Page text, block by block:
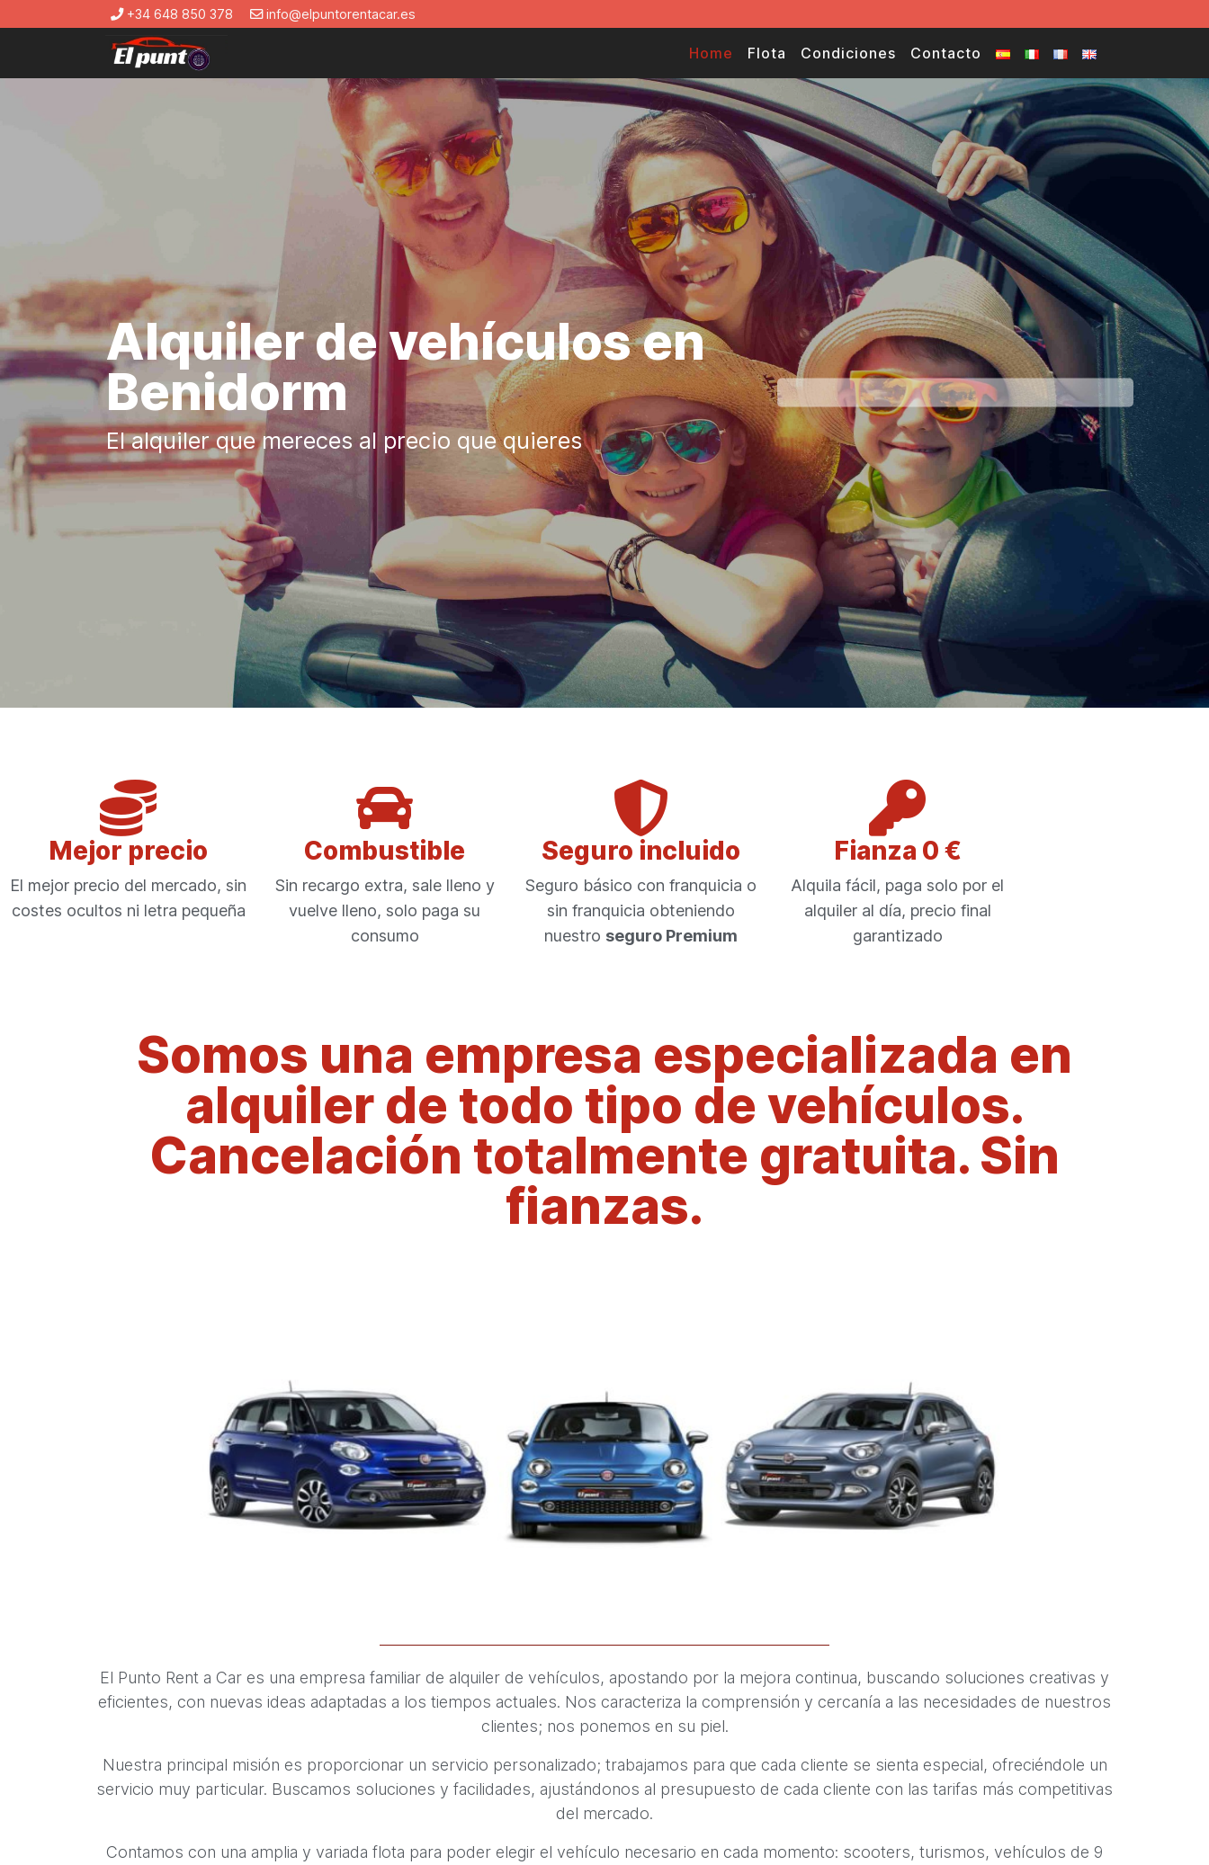
+34 648 850 378 info@elpuntorentacar.es
Home Flota Condiciones Contacto
Alquiler de vehículos en
Benidorm
El alquiler que mereces al precio que quieres
Mejor precio
El mejor precio del mercado, sin
costes ocultos ni letra pequeña
Combustible
Sin recargo extra, sale lleno y
vuelve lleno, solo paga su
consumo
Seguro incluido
Seguro básico con franquicia o
sin franquicia obteniendo
nuestro seguro Premium
Fianza 0 €
Alquila fácil, paga solo por el
alquiler al día, precio final
garantizado
Somos una empresa especializada en
alquiler de todo tipo de vehículos.
Cancelación totalmente gratuita. Sin
fianzas.
El Punto Rent a Car es una empresa familiar de alquiler de vehículos, apostando por la mejora continua, buscando soluciones creativas y
eficientes, con nuevas ideas adaptadas a los tiempos actuales. Nos caracteriza la comprensión y cercanía a las necesidades de nuestros
clientes; nos ponemos en su piel.
Nuestra principal misión es proporcionar un servicio personalizado; trabajamos para que cada cliente se sienta especial, ofreciéndole un
servicio muy particular. Buscamos soluciones y facilidades, ajustándonos al presupuesto de cada cliente con las tarifas más competitivas
del mercado.
Contamos con una amplia y variada flota para poder elegir el vehículo necesario en cada momento: scooters, turismos, vehículos de 9